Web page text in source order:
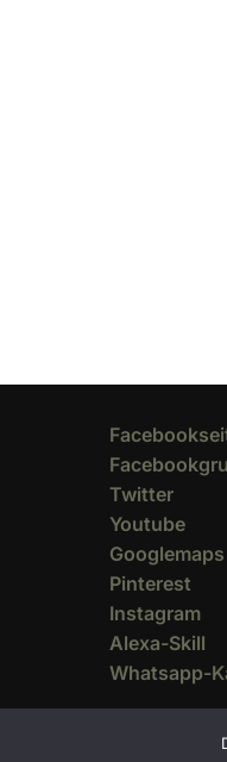
Twitter
Youtube
Googlemaps
Pinterest
Instagram
Alexa-Skill
Whatsapp-